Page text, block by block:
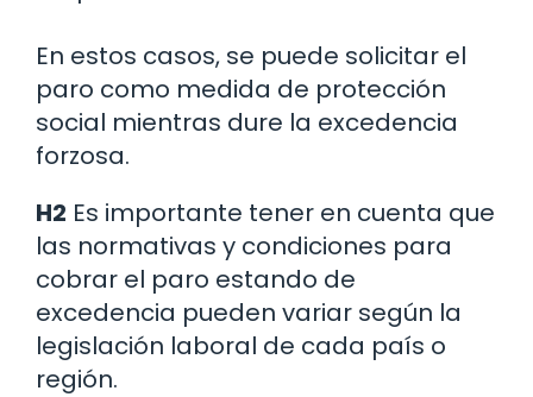
En estos casos, se puede solicitar el
paro como medida de protección
social mientras dure la excedencia
forzosa.
H2 Es importante tener en cuenta que
las normativas y condiciones para
cobrar el paro estando de
excedencia pueden variar según la
legislación laboral de cada país o
región.